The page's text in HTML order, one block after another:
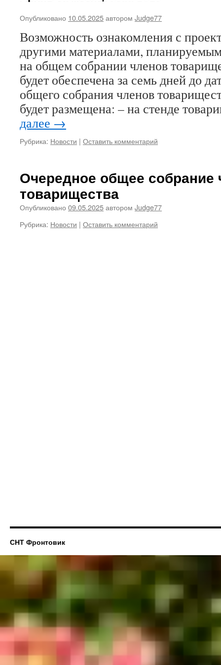
Опубликовано 10.05.2025автором Judge77
Возможность ознакомления с
другими материалами,
на общем собрании членов
будет обеспечена за семь дней до
общего собрания членов
будет размещена: – на стенде
далее →
Рубрика: Новости | Оставить комментарий
Очередное общее собрание
товарищества
Опубликовано 09.05.2025автором Judge77
Рубрика: Новости | Оставить комментарий
СНТ Фронтовик